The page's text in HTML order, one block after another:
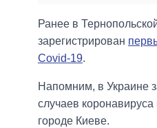
Ранее в
зарегистрирован
Covid-19.
Напомним, в Украине
случаев коронавируса
городе Киеве.